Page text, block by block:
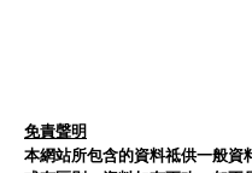
免責聲明
本網站所包含的資料祗供一般資